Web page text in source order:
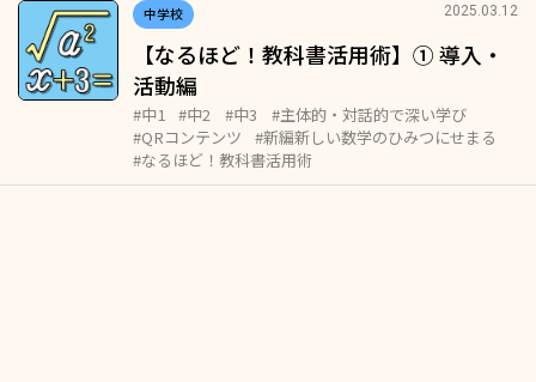
中学校 2025.03.12
【なるほど！教科書活用術】① 導入・
活動編
#中1 #中2 #中3
#主体的・対話的で深い学び
#QRコンテンツ
#新編新しい数学のひみつにせまる
#なるほど！教科書活用術